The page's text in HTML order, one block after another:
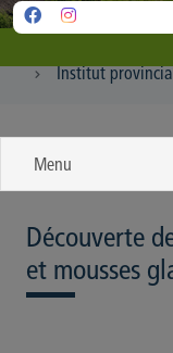
Institut
Menu
Découverte
et mousses